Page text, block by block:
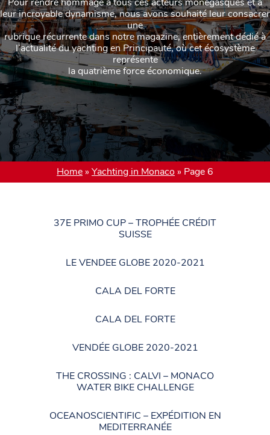
leur incroyable dynamisme, nous avons souhaité leur consacrer
une
rubrique récurrente dans notre magazine, entièrement dédié à
l’actualité du yachting en Principauté, où cet écosystème
représente
la quatrième force économique.
Home » Yachting in Monaco » Page 6
37E PRIMO CUP – TROPHÉE CRÉDIT
SUISSE
LE VENDEE GLOBE 2020-2021
CALA DEL FORTE
CALA DEL FORTE
VENDÉE GLOBE 2020-2021
THE CROSSING : CALVI – MONACO
WATER BIKE CHALLENGE
OCEANOSCIENTIFIC – EXPÉDITION EN
MEDITERRANÉE